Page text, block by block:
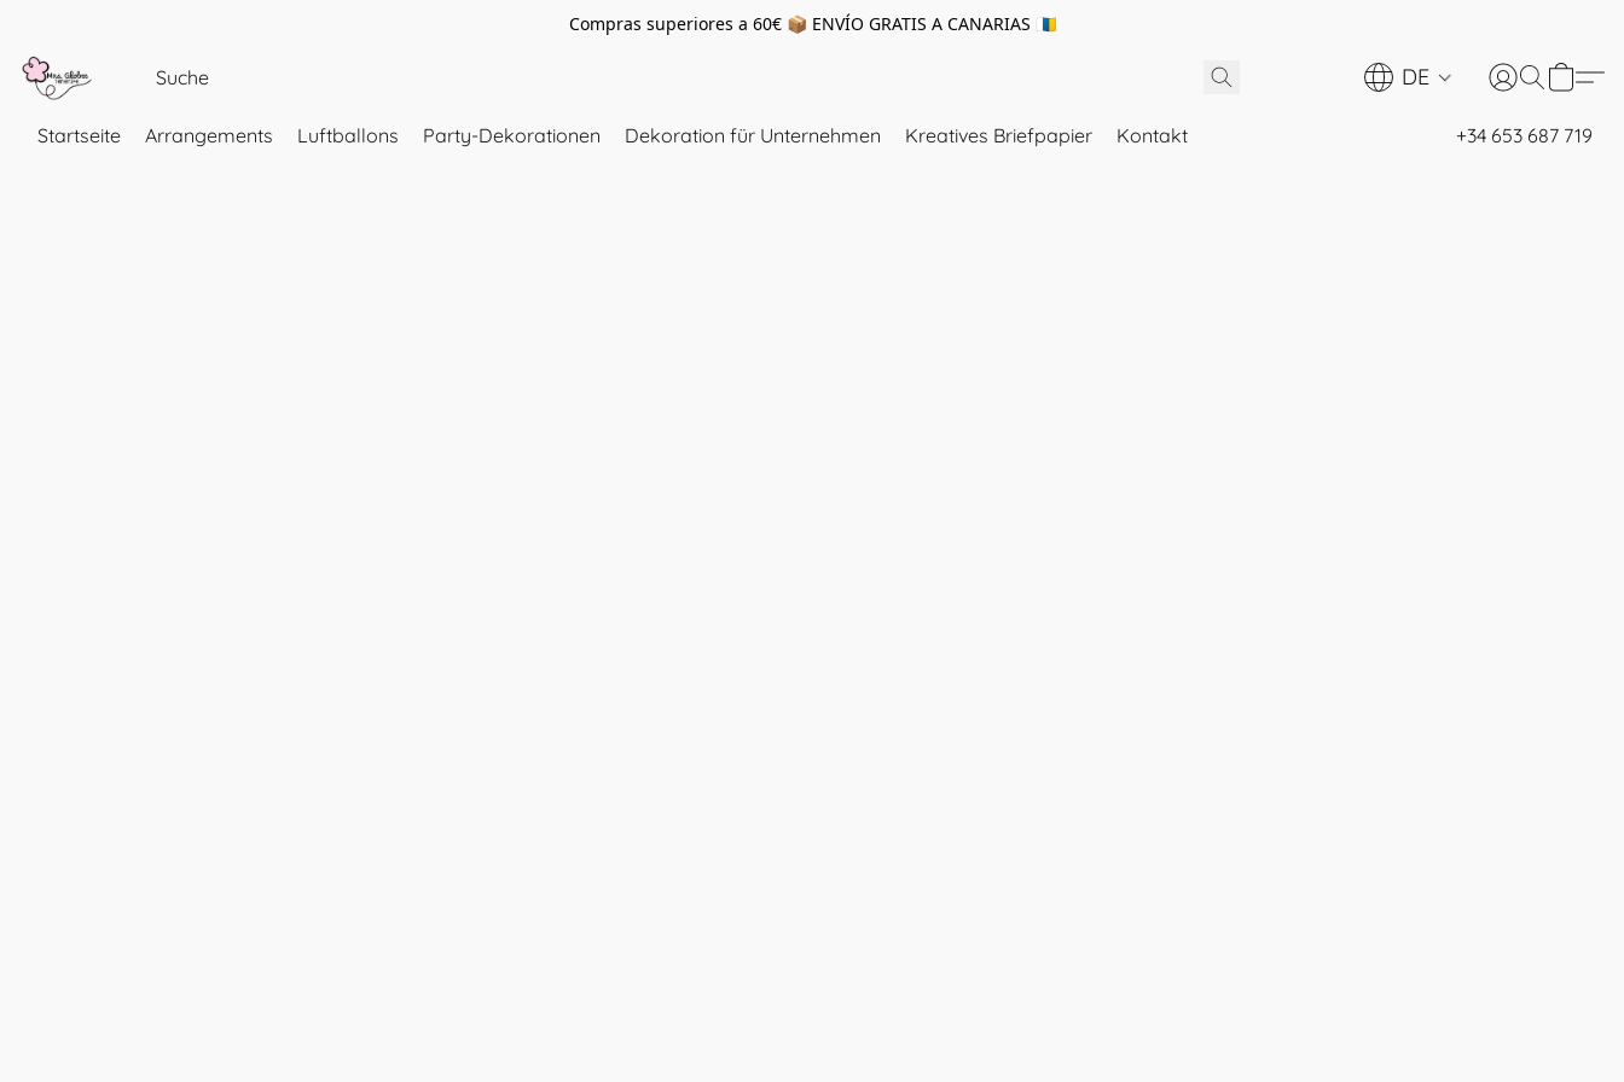
Compras superiores a 60€ 📦 ENVÍO GRATIS A CANARIAS 🇮🇨
DE
Startseite Arrangements Luftballons Party-Dekorationen Dekoration für Unternehmen Kreatives Briefpapier Kontakt +34 653 687 719